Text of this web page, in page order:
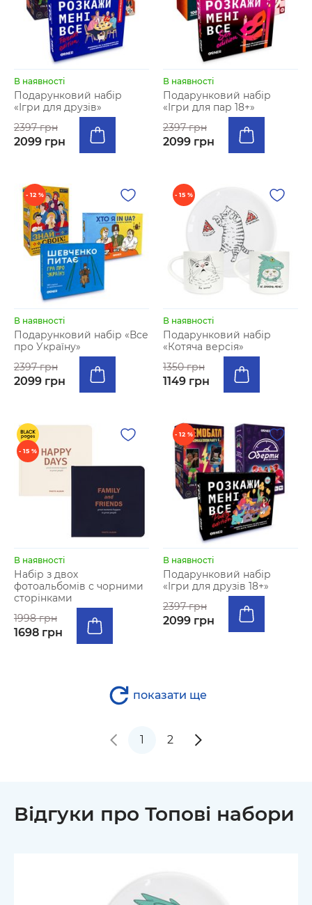
В наявності
Подарунковий набір
«Ігри для друзів»
2397 грн
2099 грн
В наявності
Подарунковий набір
«Ігри для пар 18+»
2397 грн
2099 грн
- 12 %
В наявності
Подарунковий набір «Все
про Україну»
2397 грн
2099 грн
- 15 %
В наявності
Подарунковий набір
«Котяча версія»
1350 грн
1149 грн
- 15 %
В наявності
Набір з двох
фотоальбомів с чорними
сторінками
1998 грн
1698 грн
- 12 %
В наявності
Подарунковий набір
«Ігри для друзів 18+»
2397 грн
2099 грн
показати ще
1 2
Відгуки про Топові набори